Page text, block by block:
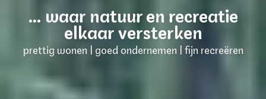
… waar natuur en recreatie
elkaar versterken
prettig wonen | goed ondernemen | fijn recreëren